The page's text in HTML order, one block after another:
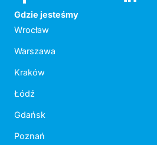
Gdzie jesteśmy
Wrocław
Warszawa
Kraków
Łódź
Gdańsk
Poznań